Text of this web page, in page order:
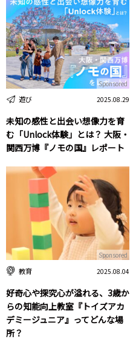
遊び 2025.08.29
未知の感性と出会い想像力を育
む「Unlock体験」とは？ 大阪・
関西万博『ノモの国』レポート
Sponsored
教育 2025.08.04
好奇心や探究心が溢れる、3歳か
らの知能向上教室『トイズアカ
デミージュニア』ってどんな場
所？
Sponsored